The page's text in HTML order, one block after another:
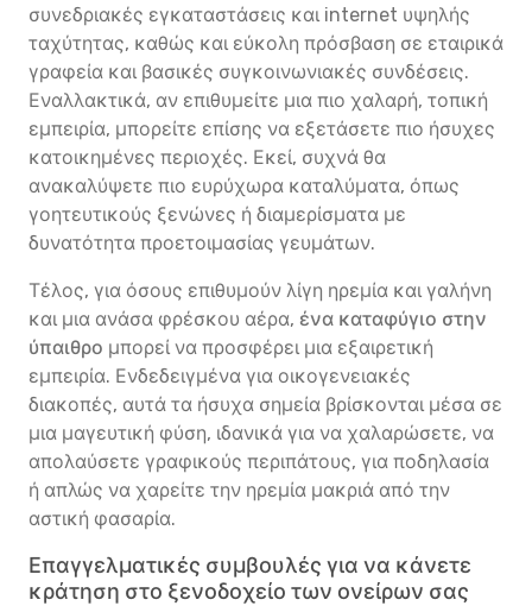
συνεδριακές εγκαταστάσεις και internet υψηλής
ταχύτητας, καθώς και εύκολη πρόσβαση σε εταιρικά
γραφεία και βασικές συγκοινωνιακές συνδέσεις.
Εναλλακτικά, αν επιθυμείτε μια πιο χαλαρή, τοπική
εμπειρία, μπορείτε επίσης να εξετάσετε πιο ήσυχες
κατοικημένες περιοχές. Εκεί, συχνά θα
ανακαλύψετε πιο ευρύχωρα καταλύματα, όπως
γοητευτικούς ξενώνες ή διαμερίσματα με
δυνατότητα προετοιμασίας γευμάτων.
Τέλος, για όσους επιθυμούν λίγη ηρεμία και γαλήνη
και μια ανάσα φρέσκου αέρα, ένα καταφύγιο στην
ύπαιθρο μπορεί να προσφέρει μια εξαιρετική
εμπειρία. Ενδεδειγμένα για οικογενειακές
διακοπές, αυτά τα ήσυχα σημεία βρίσκονται μέσα σε
μια μαγευτική φύση, ιδανικά για να χαλαρώσετε, να
απολαύσετε γραφικούς περιπάτους, για ποδηλασία
ή απλώς να χαρείτε την ηρεμία μακριά από την
αστική φασαρία.
Επαγγελματικές συμβουλές για να κάνετε
κράτηση στο ξενοδοχείο των ονείρων σας